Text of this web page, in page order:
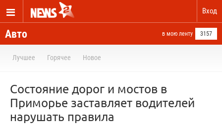
Вход
Авто в мою ленту 3157
Лучшее Горячее Новое
Cостояние дорог и мостов в
Приморье заставляет водителей
нарушать правила